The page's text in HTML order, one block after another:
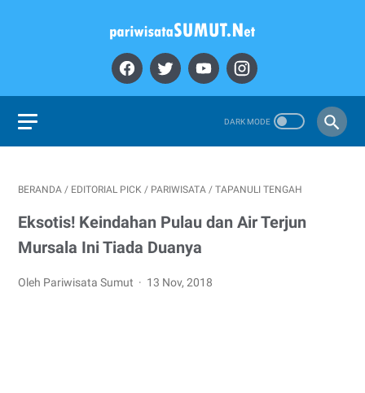
BERANDA / EDITORIAL PICK / PARIWISATA / TAPANULI TENGAH
Eksotis! Keindahan Pulau dan Air Terjun
Mursala Ini Tiada Duanya
Oleh Pariwisata Sumut 13 Nov, 2018